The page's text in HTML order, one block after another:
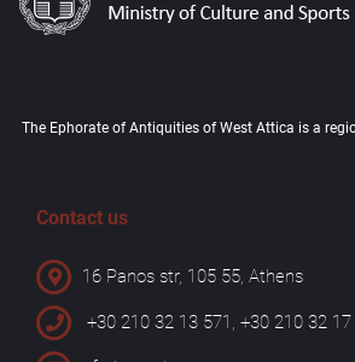
The Ephorate of Antiquities of West Attica is a
Contact us
16 Panos str, 105 55, Athens
+30 210 32 13 571, +30 210 32 17